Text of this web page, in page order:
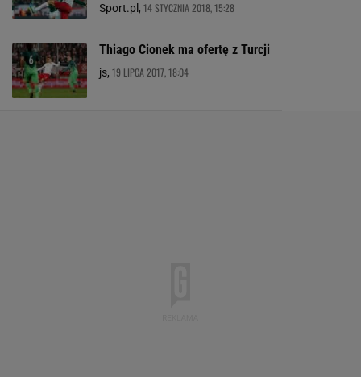
Sport.pl, 14 STYCZNIA 2018, 15:28
Thiago Cionek ma ofertę z Turcji
js, 19 LIPCA 2017, 18:04